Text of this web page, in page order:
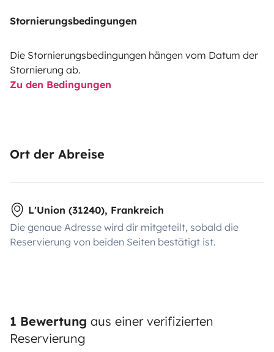
Stornierungsbedingungen
Die Stornierungsbedingungen hängen vom Datum der
Stornierung ab.
Zu den Bedingungen
Ort der Abreise
L'Union (31240), Frankreich
Die genaue Adresse wird dir mitgeteilt, sobald die
Reservierung von beiden Seiten bestätigt ist.
1 Bewertung aus einer verifizierten
Reservierung